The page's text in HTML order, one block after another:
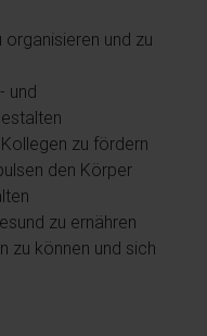
und zu
und
zu fördern
den Körper
zu ernähren
zu können und sich